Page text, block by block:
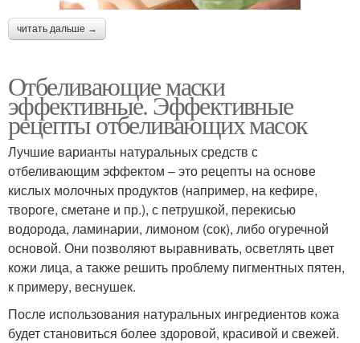
читать дальше →
Отбеливающие маски
эффективные. Эффективные
рецепты отбеливающих масок
Лучшие варианты натуральных средств с
отбеливающим эффектом – это рецепты на основе
кислых молочных продуктов (например, на кефире,
твороге, сметане и пр.), с петрушкой, перекисью
водорода, ламинарии, лимоном (сок), либо огуречной
основой. Они позволяют выравнивать, осветлять цвет
кожи лица, а также решить проблему пигментных пятен,
к примеру, веснушек.
После использования натуральных ингредиентов кожа
будет становиться более здоровой, красивой и свежей.